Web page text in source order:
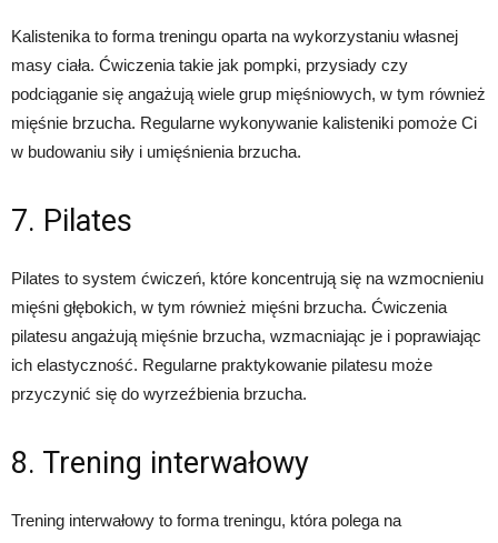
Kalistenika to forma treningu oparta na wykorzystaniu własnej
masy ciała. Ćwiczenia takie jak pompki, przysiady czy
podciąganie się angażują wiele grup mięśniowych, w tym również
mięśnie brzucha. Regularne wykonywanie kalisteniki pomoże Ci
w budowaniu siły i umięśnienia brzucha.
7. Pilates
Pilates to system ćwiczeń, które koncentrują się na wzmocnieniu
mięśni głębokich, w tym również mięśni brzucha. Ćwiczenia
pilatesu angażują mięśnie brzucha, wzmacniając je i poprawiając
ich elastyczność. Regularne praktykowanie pilatesu może
przyczynić się do wyrzeźbienia brzucha.
8. Trening interwałowy
Trening interwałowy to forma treningu, która polega na